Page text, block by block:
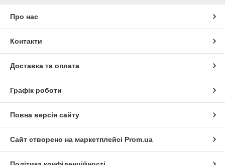
Про нас
Контакти
Доставка та оплата
Графік роботи
Повна версія сайту
Сайт створено на маркетплейсі Prom.ua